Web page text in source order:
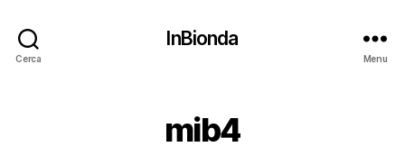
Cerca
InBionda
Menu
mib4